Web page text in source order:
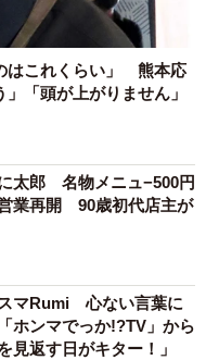
はこれくらい」 熊本応
「頭が上がりません」
太郎 名物メニュ−500円
業再開 90歳初代店主が
マRumi 心ない言葉に
ホンマでっか!?TV」から
返す日がキター！」